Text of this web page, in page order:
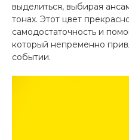
выделиться, выбирая
тонах. Этот цвет
самодостаточность и
который непременно
событии.